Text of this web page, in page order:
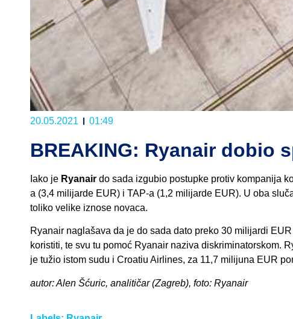
20.05.2021 01:49
BREAKING: Ryanair dobio
Iako je Ryanair do sada izgubio postupke protiv kompanija
a (3,4 milijarde EUR) i TAP-a (1,2 milijarde EUR). U oba
toliko velike iznose novaca.
Ryanair naglašava da je do sada dato preko 30 milijardi
koristiti, te svu tu pomoć Ryanair naziva diskriminatorskom.
je tužio istom sudu i Croatiu Airlines, za 11,7 milijuna EUR
autor: Alen Šćuric, analitičar (Zagreb), foto: Ryanair